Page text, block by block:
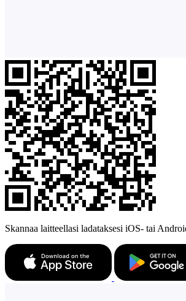
Skannaa laitteellasi ladataksesi iOS- tai